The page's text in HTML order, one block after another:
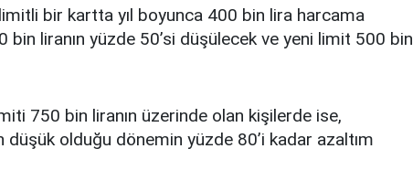
bir kartta yıl boyunca 400 bin lira harcama
bin liranın yüzde 50’si düşülecek ve yeni limit 500 bin
750 bin liranın üzerinde olan kişilerde ise,
düşük olduğu dönemin yüzde 80’i kadar azaltım